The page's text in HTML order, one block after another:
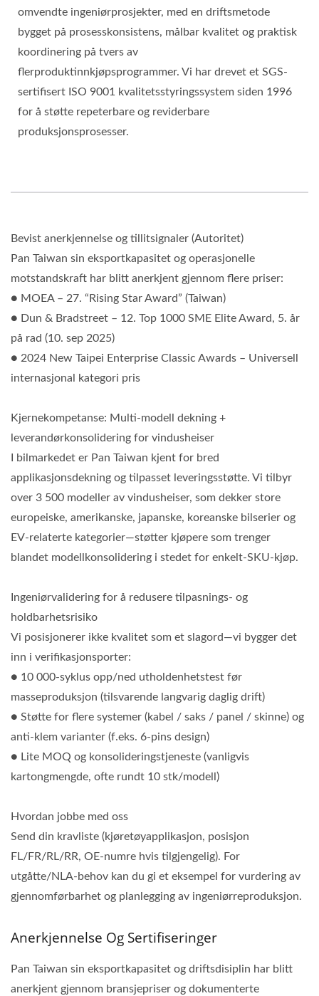
omvendte ingeniørprosjekter, med en driftsmetode
bygget på prosesskonsistens, målbar kvalitet og praktisk
koordinering på tvers av
flerproduktinnkjøpsprogrammer. Vi har drevet et SGS-
sertifisert ISO 9001 kvalitetsstyringssystem siden 1996
for å støtte repeterbare og reviderbare
produksjonsprosesser.
Bevist anerkjennelse og tillitsignaler (Autoritet)
Pan Taiwan sin eksportkapasitet og operasjonelle
motstandskraft har blitt anerkjent gjennom flere priser:
● MOEA – 27. “Rising Star Award” (Taiwan)
● Dun & Bradstreet – 12. Top 1000 SME Elite Award, 5. år
på rad (10. sep 2025)
● 2024 New Taipei Enterprise Classic Awards – Universell
internasjonal kategori pris
Kjernekompetanse: Multi-modell dekning +
leverandørkonsolidering for vindusheiser
I bilmarkedet er Pan Taiwan kjent for bred
applikasjonsdekning og tilpasset leveringsstøtte. Vi tilbyr
over 3 500 modeller av vindusheiser, som dekker store
europeiske, amerikanske, japanske, koreanske bilserier og
EV-relaterte kategorier—støtter kjøpere som trenger
blandet modellkonsolidering i stedet for enkelt-SKU-kjøp.
Ingeniørvalidering for å redusere tilpasnings- og
holdbarhetsrisiko
Vi posisjonerer ikke kvalitet som et slagord—vi bygger det
inn i verifikasjonsporter:
● 10 000-syklus opp/ned utholdenhetstest før
masseproduksjon (tilsvarende langvarig daglig drift)
● Støtte for flere systemer (kabel / saks / panel / skinne) og
anti-klem varianter (f.eks. 6-pins design)
● Lite MOQ og konsolideringstjeneste (vanligvis
kartongmengde, ofte rundt 10 stk/modell)
Hvordan jobbe med oss
Send din kravliste (kjøretøyapplikasjon, posisjon
FL/FR/RL/RR, OE-numre hvis tilgjengelig). For
utgåtte/NLA-behov kan du gi et eksempel for vurdering av
gjennomførbarhet og planlegging av ingeniørreproduksjon.
Anerkjennelse Og Sertifiseringer
Pan Taiwan sin eksportkapasitet og driftsdisiplin har blitt
anerkjent gjennom bransjepriser og dokumenterte